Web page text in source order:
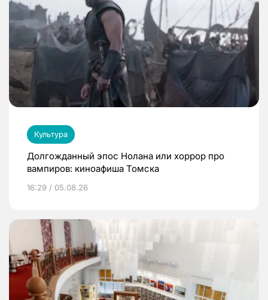
Культура
Долгожданный эпос Нолана или хоррор про
вампиров: киноафиша Томска
16:29 / 05.08.26